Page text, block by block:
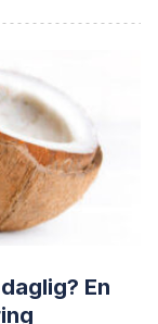
mito, leyendas y
digital:
36.
En